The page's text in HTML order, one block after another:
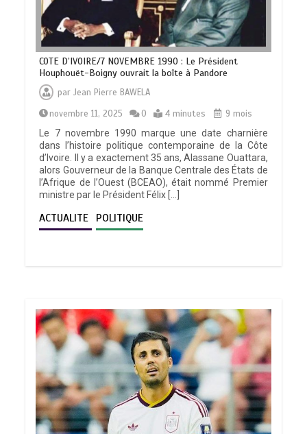
COTE D’IVOIRE/7 NOVEMBRE 1990 : Le Président
Houphouët-Boigny ouvrait la boîte à Pandore
parJean Pierre BAWELA
novembre 11, 2025
0 4 minutes
9 mois
Le 7 novembre 1990 marque une date charnière
dans l’histoire politique contemporaine de la Côte
d’Ivoire. Il y a exactement 35 ans, Alassane Ouattara,
alors Gouverneur de la Banque Centrale des États de
l’Afrique de l’Ouest (BCEAO), était nommé Premier
ministre par le Président Félix […]
ACTUALITE POLITIQUE